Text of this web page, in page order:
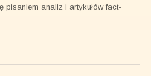
pisaniem analiz i artykułów fact-